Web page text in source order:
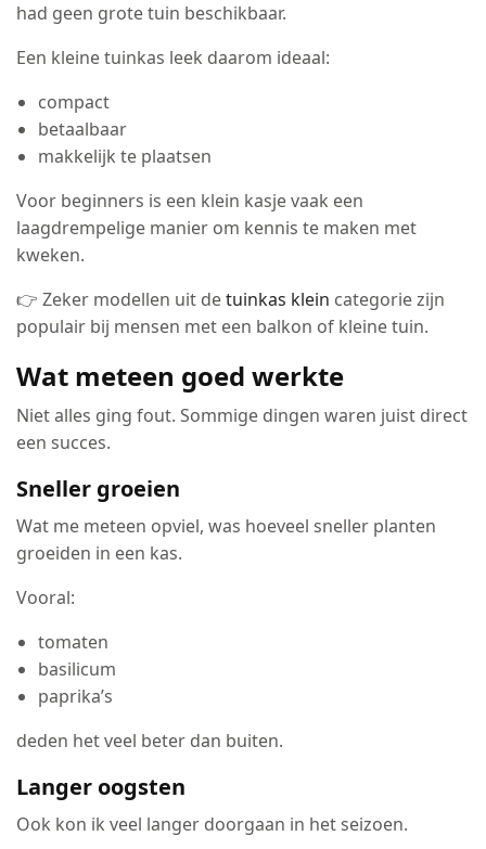
had geen grote tuin beschikbaar.
Een kleine tuinkas leek daarom ideaal:
compact
betaalbaar
makkelijk te plaatsen
Voor beginners is een klein kasje vaak een
laagdrempelige manier om kennis te maken met
kweken.
👉 Zeker modellen uit detuinkas klein categorie zijn
populair bij mensen met een balkon of kleine tuin.
Wat meteen goed werkte
Niet alles ging fout. Sommige dingen waren juist direct
een succes.
Sneller groeien
Wat me meteen opviel, was hoeveel sneller planten
groeiden in een kas.
Vooral:
tomaten
basilicum
paprika’s
deden het veel beter dan buiten.
Langer oogsten
Ook kon ik veel langer doorgaan in het seizoen.